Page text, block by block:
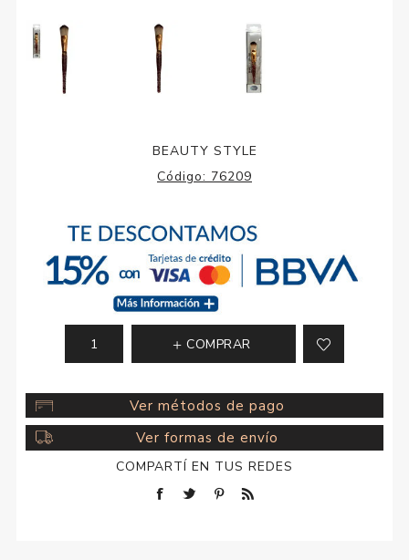
BEAUTY STYLE
Código: 76209
COMPRAR
Ver métodos de pago
Ver formas de envío
COMPARTÍ EN TUS REDES